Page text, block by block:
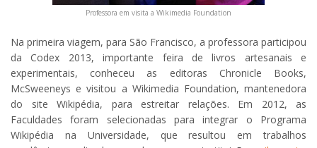
Professora em visita a Wikimedia Foundation
Na primeira viagem, para São Francisco, a professora participou
da Codex 2013, importante feira de livros artesanais e
experimentais, conheceu as editoras Chronicle Books,
McSweeneys e visitou a Wikimedia Foundation, mantenedora
do site Wikipédia, para estreitar relações. Em 2012, as
Faculdades foram selecionadas para integrar o Programa
Wikipédia na Universidade, que resultou em trabalhos